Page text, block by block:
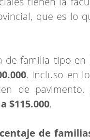
que es lo
de familia tipo
. Incluso en
de
$115.000.
de